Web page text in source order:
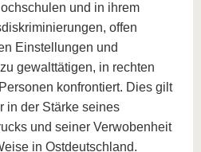
und in ihrem
offen
Einstellungen und
gewalttätigen, in rechten
konfrontiert. Dies gilt
in der Stärke seines
und seiner Verwobenheit
in Ostdeutschland.